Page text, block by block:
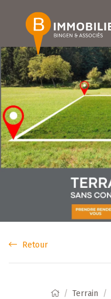
Retour
Terrain